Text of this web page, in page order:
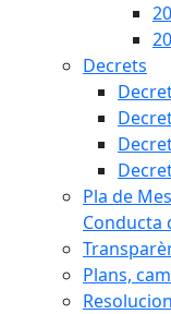
Decrets
Pla de
Conducta
Plans,